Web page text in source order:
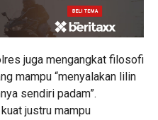
juga mengangkat filosofi
mampu “menyalakan lilin
sendiri padam”.
justru mampu